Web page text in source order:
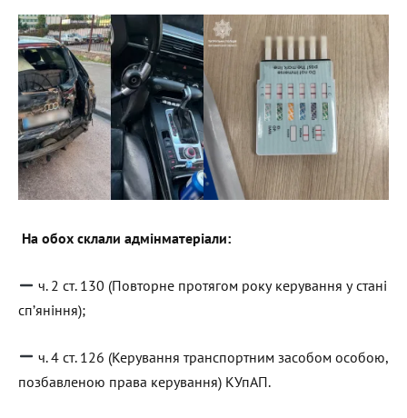
На обох склали адмінматеріали:
ч. 2 ст. 130 (Повторне протягом року керування у стані
сп’яніння);
ч. 4 ст. 126 (Керування транспортним засобом особою,
позбавленою права керування) КУпАП.